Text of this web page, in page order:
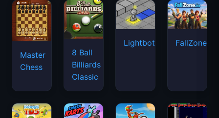
Master
Chess
8 Ball
Billiards
Classic
Lightbot FallZone.io